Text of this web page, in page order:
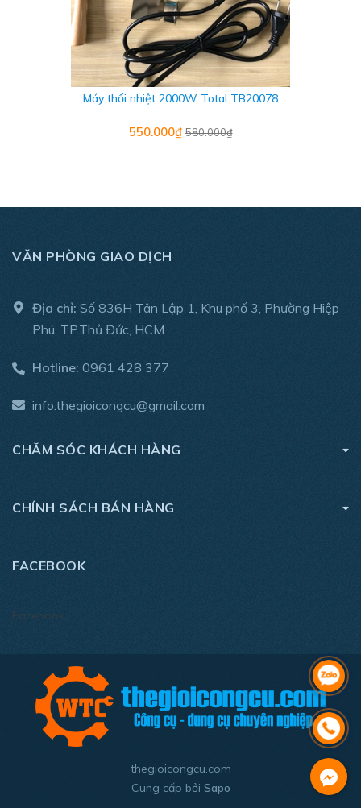
khác nhau. Lớp vỏ nhựa của máy hoàn toàn cách điện và
chịu được nhiệt độ cao nên bạn không phải lo lắng rò rỉ
điện hay bị bỏng khi sử dụng. Máy thổi hơn nóng Ryobi có
nút điều khiển đơn giản nằm ở vị trí tiện dụng giúp bạn
luôn làm chủ công việc.
THÔNG SỐ KỸ THUẬT
- Nhiệt độ thổi khí: 450 độ C/600 độ C
- Lưu lượng không khí: 600℃ 500 L/ phút, 450℃ 300 L/
Máy thổi nhiệt 2000W Total TB20078
550.000₫580.000₫
VĂN PHÒNG GIAO DỊCH
Địa chỉ: Số 836H Tân Lập 1, Khu phố 3, Phường Hiệp
Phú, TP.Thủ Đức, HCM
Hotline: 0961 428 377
info.thegioicongcu@gmail.com
CHĂM SÓC KHÁCH HÀNG
CHÍNH SÁCH BÁN HÀNG
FACEBOOK
Cung cấp bởi Sapo